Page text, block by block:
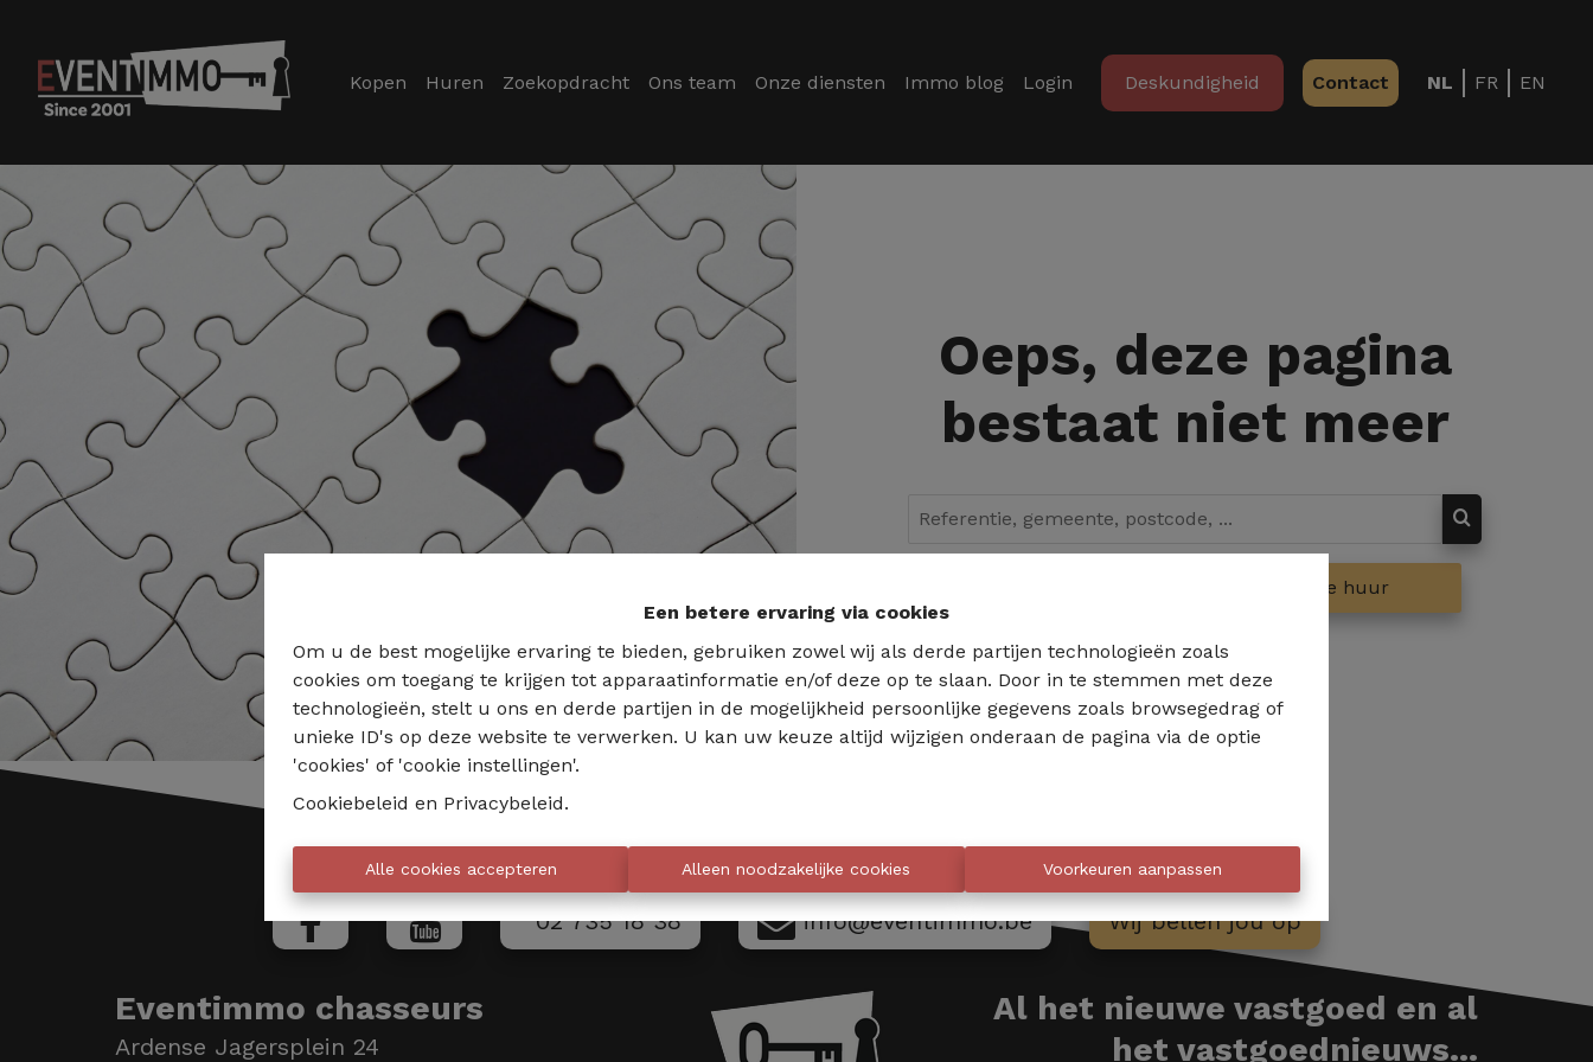
Een betere ervaring via cookies
Om u de best mogelijke ervaring te bieden, gebruiken zowel wij als derde partijen technologieën zoals
cookies om toegang te krijgen tot apparaatinformatie en/of deze op te slaan. Door in te stemmen met deze
technologieën, stelt u ons en derde partijen in de mogelijkheid persoonlijke gegevens zoals browsegedrag of
unieke ID's op deze website te verwerken. U kan uw keuze altijd wijzigen onderaan de pagina via de optie
'cookies' of 'cookie instellingen'.
Cookiebeleid en Privacybeleid.
Alle cookies accepteren Alleen noodzakelijke cookies Voorkeuren aanpassen
Kopen Huren Zoekopdracht Ons team Onze diensten Immo blog Login Deskundigheid Contact NL FR EN
Oeps, deze pagina
bestaat niet meer
Te huur
02 735 18 38 info@eventimmo.be Wij bellen jou op
Eventimmo chasseurs
Ardense Jagersplein 24
Al het nieuwe vastgoed en al
het vastgoednieuws...